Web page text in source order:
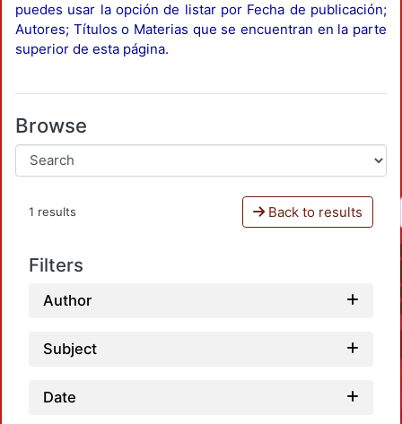
puedes usar la opción de listar por Fecha de publicación;
Autores; Títulos o Materias que se encuentran en la parte
superior de esta página.
Browse
1 results Back to results
Filters
Author
Subject
Date